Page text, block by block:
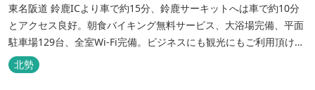
東名阪道 鈴鹿ICより車で約15分、鈴鹿サーキットへは車で約10分
とアクセス良好。朝食バイキング無料サービス、大浴場完備、平面
駐車場129台、全室Wi-Fi完備。ビジネスにも観光にもご利用頂ける
快適なホテルライフをご提供します。
北勢